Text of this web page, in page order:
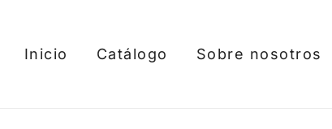
Inicio Catálogo Sobre nosotros